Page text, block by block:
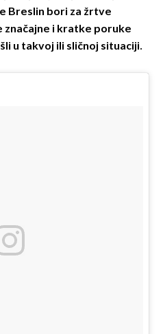
Breslin bori za žrtve
značajne i kratke poruke
u takvoj ili sličnoj situaciji.